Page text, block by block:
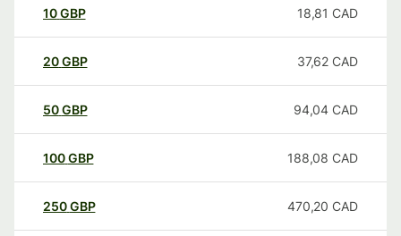
10GBP 18,81 CAD
20GBP 37,62 CAD
50GBP 94,04 CAD
100GBP 188,08 CAD
250GBP 470,20 CAD